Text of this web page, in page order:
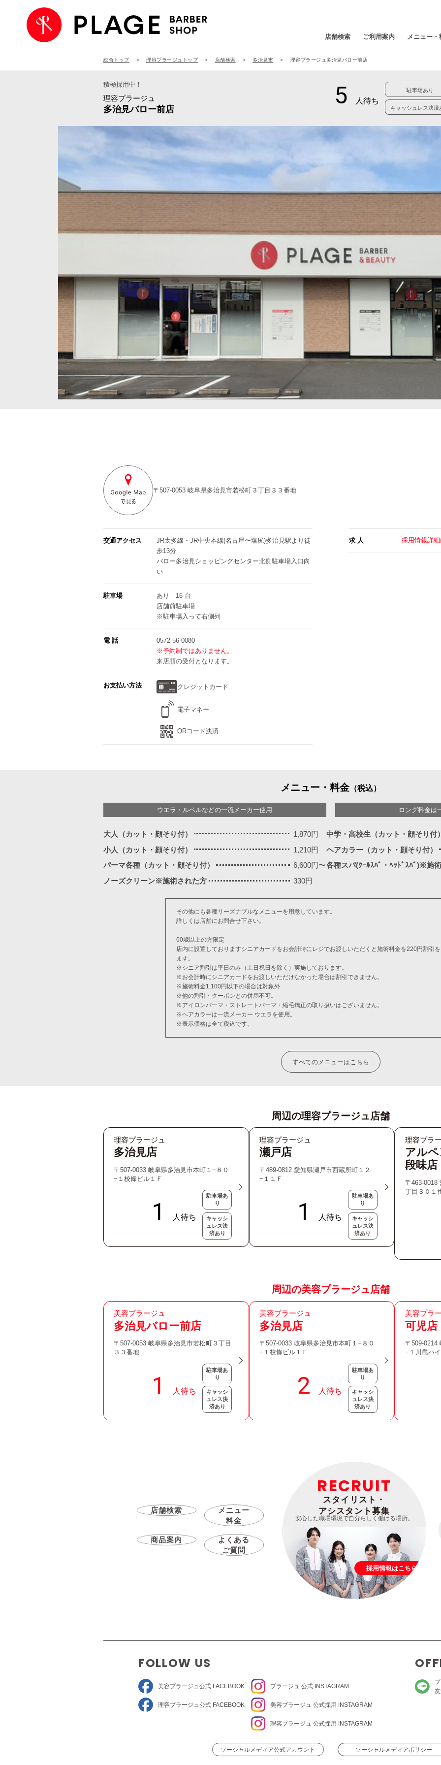
店舗検索 ご利用案内 メニュー・
総合トップ 理容プラージュトップ 店舗検索 多治見市 理容プラージュ多治見バロー前店
積極採用中！
理容プラージュ
多治見バロー前店
駐車場あり
キャッシュレス決済
〒507-0053 岐阜県多治見市若松町３丁目３３番地
交通アクセス
JR太多線・JR中央本線(名古屋〜塩尻)多治見駅より徒
歩13分
バロー多治見ショッピングセンター北側駐車場入口向
い
駐車場
あり 16 台
店舗前駐車場
※駐車場入って右側列
電 話
0572-56-0080
※予約制ではありません。
来店順の受付となります。
お支払い方法 クレジットカード
電子マネー
QRコード決済
求 人 採用情報詳
メニュー・料金（税込）
ウエラ・ルベルなどの一流メーカー使用 ロング料金は
大人（カット・顔そり付） 1,870円 中学・高校生（カット・顔そり付）
小人（カット・顔そり付）
1,210円 ヘアカラー（カット・顔そり付）
パーマ各種（カット・顔そり付）
6,600円〜各種スパ(ｸｰﾙｽﾊﾟ・ﾍｯﾄﾞｽﾊﾟ)※施
ノーズクリーン※施術された方
330円
その他にも各種リーズナブルなメニューを用意しています。
詳しくは店舗にお問合せ下さい。
60歳以上の方限定
店内に設置しておりますシニアカードをお会計時にレジでお渡しいただくと施術料金を220円割引
ます。
※シニア割引は平日のみ（土日祝日を除く）実施しております。
※お会計時にシニアカードをお渡しいただけなかった場合は割引できません。
※施術料金1,100円以下の場合は対象外
※他の割引・クーポンとの併用不可。
※アイロンパーマ・ストレートパーマ・縮毛矯正の取り扱いはございません。
※ヘアカラーは一流メーカー ウエラを使用。
※表示価格は全て税込です。
すべてのメニューはこちら
周辺の理容プラージュ店舗
理容プラージュ
多治見店
〒507-0033 岐阜県多治見市本町１−８０
−１校條ビル１Ｆ
駐車場あ
り
キャッシ
ュレス決
済あり
理容プラージュ
瀬戸店
〒489-0812 愛知県瀬戸市西蔵所町１２
−１１Ｆ
駐車場あ
り
キャッシ
ュレス決
済あり
理容プラ
アル
段味店
〒463-0018
丁目３０１
周辺の美容プラージュ店舗
美容プラージュ
多治見バロー前店
〒507-0053 岐阜県多治見市若松町３丁目
３３番地
駐車場あ
り
キャッシ
ュレス決
済あり
美容プラージュ
多治見店
〒507-0033 岐阜県多治見市本町１−８０
−１校條ビル１Ｆ
駐車場あ
り
キャッシ
ュレス決
済あり
美容プラ
可児店
〒509-0214
−１川島ハ
店舗検索
メニュー
料金
商品案内
よくある
ご質問
RECRUIT
スタイリスト・
アシスタント募集
安心した職場環境で自分らしく働ける場所。
採用情報はこちら
FOLLOW US
美容プラージュ 公式 FACEBOOK
理容プラージュ 公式 FACEBOOK
プラージュ公式 INSTAGRAM
美容プラージュ 公式採用 INSTAGRAM
理容プラージュ 公式採用 INSTAGRAM
ソーシャルメディア公式アカウント ソーシャルメディアポリシー